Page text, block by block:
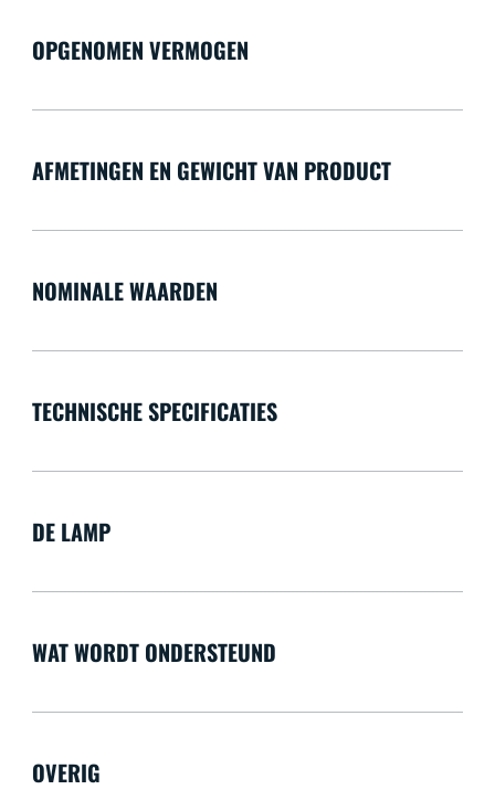
OPGENOMEN VERMOGEN
AFMETINGEN EN GEWICHT VAN PRODUCT
NOMINALE WAARDEN
TECHNISCHE SPECIFICATIES
DE LAMP
WAT WORDT ONDERSTEUND
OVERIG